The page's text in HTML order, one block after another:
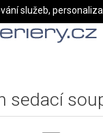
sedací
služeb,